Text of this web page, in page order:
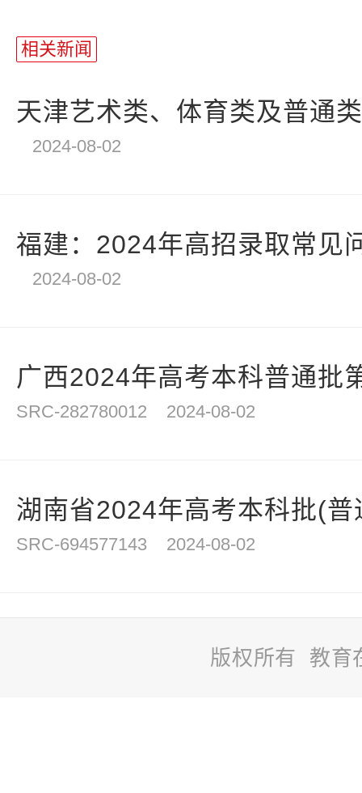
相关新闻
天津艺术类、体育类及普通
2024-08-02
福建：2024年高招录取常见
2024-08-02
广西2024年高考本科普通批
SRC-282780012 2024-08-02
湖南省2024年高考本科批(
SRC-694577143 2024-08-02
版权所有 教育